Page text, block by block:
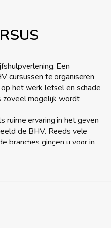
Een
cursussen te organiseren
het werk letsel en schade
zoveel mogelijk wordt
ruime ervaring in het geven
de BHV. Reeds vele
branches gingen u voor in